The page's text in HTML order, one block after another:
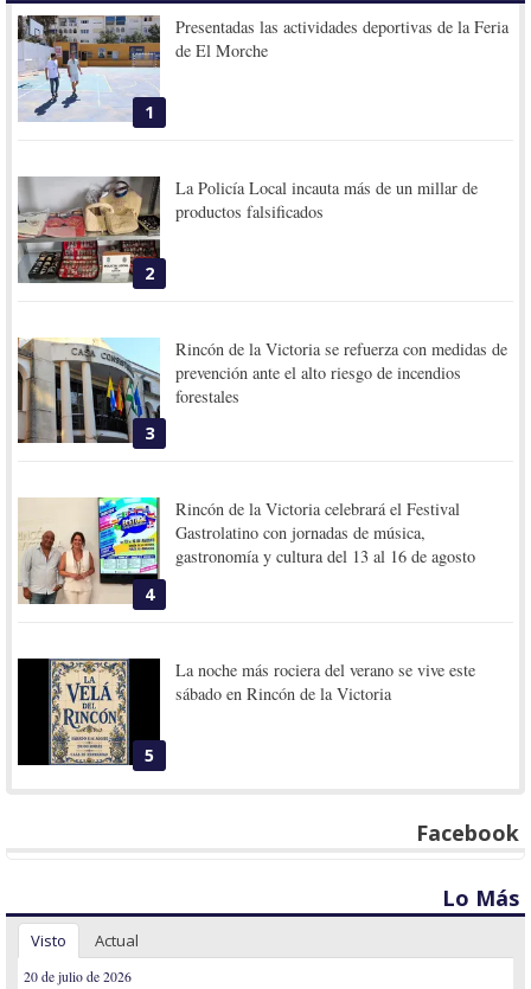
1
Presentadas las actividades deportivas de la Feria
de El Morche
2
La Policía Local incauta más de un millar de
productos falsificados
3
Rincón de la Victoria se refuerza con medidas de
prevención ante el alto riesgo de incendios
forestales
4
Rincón de la Victoria celebrará el Festival
Gastrolatino con jornadas de música,
gastronomía y cultura del 13 al 16 de agosto
5
La noche más rociera del verano se vive este
sábado en Rincón de la Victoria
Facebook
Lo Más
Visto Actual
20 de julio de 2026